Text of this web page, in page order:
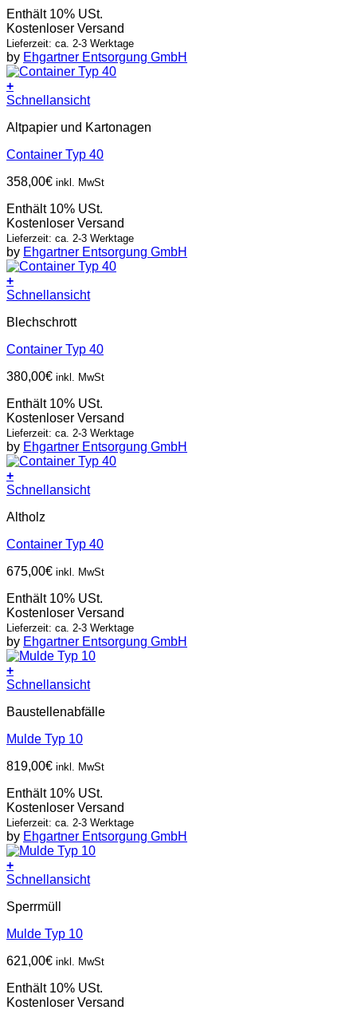
Enthält 10% USt.
Kostenloser Versand
Lieferzeit: ca. 2-3 Werktage
by Ehgartner Entsorgung GmbH
+
Schnellansicht
Altpapier und Kartonagen
Container Typ 40
358,00€ inkl. MwSt
Enthält 10% USt.
Kostenloser Versand
Lieferzeit: ca. 2-3 Werktage
by Ehgartner Entsorgung GmbH
+
Schnellansicht
Blechschrott
Container Typ 40
380,00€ inkl. MwSt
Enthält 10% USt.
Kostenloser Versand
Lieferzeit: ca. 2-3 Werktage
by Ehgartner Entsorgung GmbH
+
Schnellansicht
Altholz
Container Typ 40
675,00€ inkl. MwSt
Enthält 10% USt.
Kostenloser Versand
Lieferzeit: ca. 2-3 Werktage
by Ehgartner Entsorgung GmbH
+
Schnellansicht
Baustellenabfälle
Mulde Typ 10
819,00€ inkl. MwSt
Enthält 10% USt.
Kostenloser Versand
Lieferzeit: ca. 2-3 Werktage
by Ehgartner Entsorgung GmbH
+
Schnellansicht
Sperrmüll
Mulde Typ 10
621,00€ inkl. MwSt
Enthält 10% USt.
Kostenloser Versand